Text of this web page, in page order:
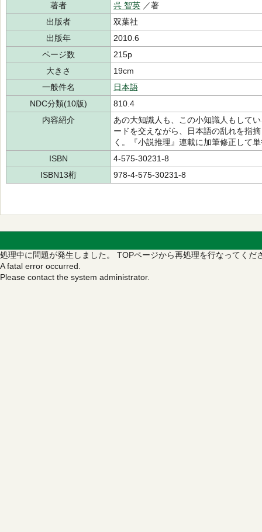
著者
呉 智英 ／著
出版者
双葉社
出版年
2010.6
ページ数
215p
大きさ
19cm
一般件名
日本語
NDC分類(10版)
810.4
内容紹介
あの大知識人も、この小知識人もして
ードを交えながら、日本語の乱れを指
く。『小説推理』連載に加筆修正して
ISBN
4-575-30231-8
ISBN13桁
978-4-575-30231-8
処理中に問題が発生しました。 TOPページから再処理を行なってくだ
A fatal error occurred.
Please contact the system administrator.